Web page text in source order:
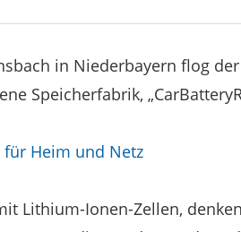
in Niederbayern flog
Speicherfabrik,
für Heim und Netz
Lithium-Ionen-Zellen,